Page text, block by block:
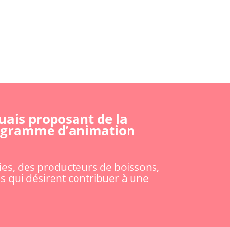
proposant de la
d’animation
des producteurs de boissons,
qui désirent contribuer à une